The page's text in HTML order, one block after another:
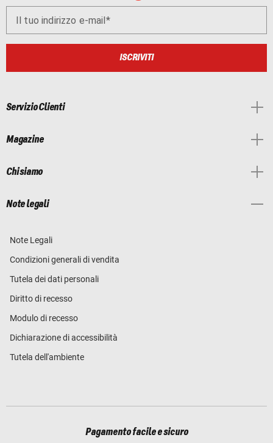
Il tuo indirizzo e-mail
ISCRIVITI
Servizio Clienti
Magazine
Chi siamo
Note legali
Note Legali
Condizioni generali di vendita
Tutela dei dati personali
Diritto di recesso
Modulo di recesso
Dichiarazione di accessibilità
Tutela dell'ambiente
Pagamento facile e sicuro